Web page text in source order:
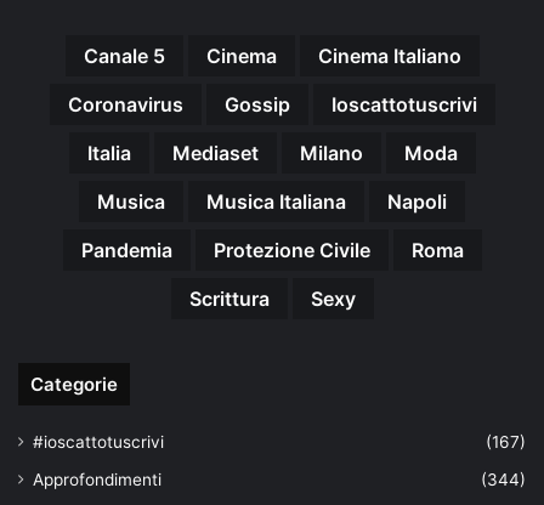
Canale 5 Cinema
Cinema Italiano
Coronavirus
Gossip
Ioscattotuscrivi
Italia
Mediaset Milano
Moda
Musica
Musica Italiana
Napoli
Pandemia
Protezione Civile
Roma
Scrittura
Sexy
Categorie
#ioscattotuscrivi
(167)
Approfondimenti
(344)